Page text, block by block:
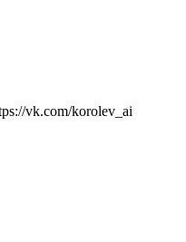
vk.com/korolev_ai